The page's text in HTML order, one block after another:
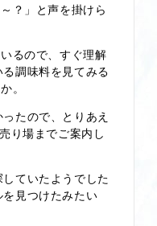
？」と声を掛けら
るので、すぐ理解
調味料を見てみる
。
たので、とりあえ
り場までご案内し
ていたようでした
見つけたみたい